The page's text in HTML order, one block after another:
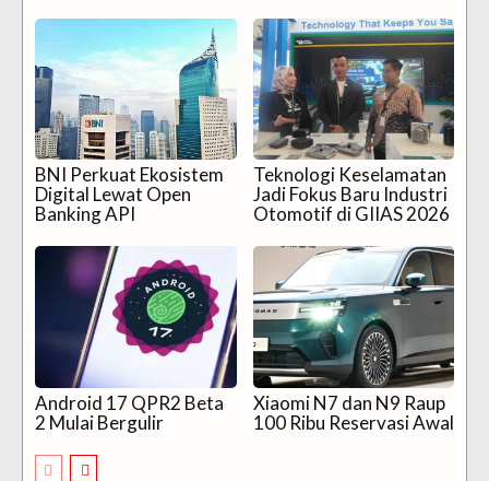
BNI Perkuat Ekosistem
Digital Lewat Open
Banking API
Teknologi Keselamatan
Jadi Fokus Baru Industri
Otomotif di GIIAS 2026
Android 17 QPR2 Beta
2 Mulai Bergulir
Xiaomi N7 dan N9 Raup
100 Ribu Reservasi Awal